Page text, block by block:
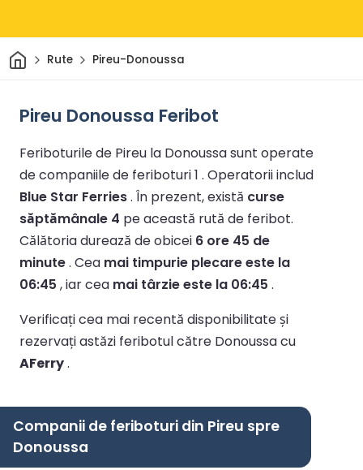
AcasăRute Pireu-Donoussa
Pireu Donoussa Feribot
Feriboturile de Pireu la Donoussa sunt operate
de companiile de feriboturi 1 . Operatorii includ
Blue Star Ferries. În prezent, există curse
săptămânale 4 pe această rută de feribot.
Călătoria durează de obicei 6 ore 45 de
minute. Cea mai timpurie plecare este la
06:45 , iar cea mai târzie este la 06:45 .
Verificați cea mai recentă disponibilitate și
rezervați astăzi feribotul către Donoussa cu
AFerry.
Companii de feriboturi din Pireu spre
Donoussa